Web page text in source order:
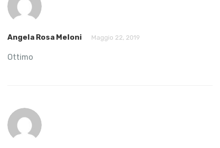
Angela Rosa Meloni Maggio 22, 2019
Ottimo